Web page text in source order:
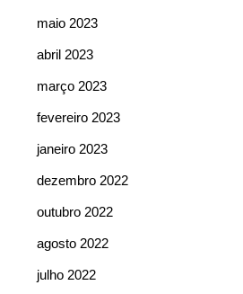
maio 2023
abril 2023
março 2023
fevereiro 2023
janeiro 2023
dezembro 2022
outubro 2022
agosto 2022
julho 2022